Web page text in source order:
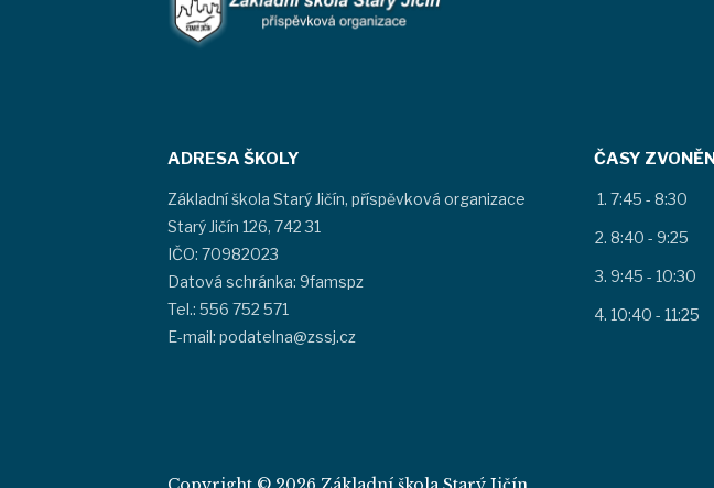
ADRESA ŠKOLY
Základní škola Starý Jičín, příspěvková organizace
Starý Jičín 126, 742 31
IČO: 70982023
Datová schránka: 9famspz
Tel.: 556 752 571
E-mail: podatelna@zssj.cz
ČASY ZVONĚNÍ
7:45 - 8:30
8:40 - 9:25
9:45 - 10:30
10:40 - 11:25